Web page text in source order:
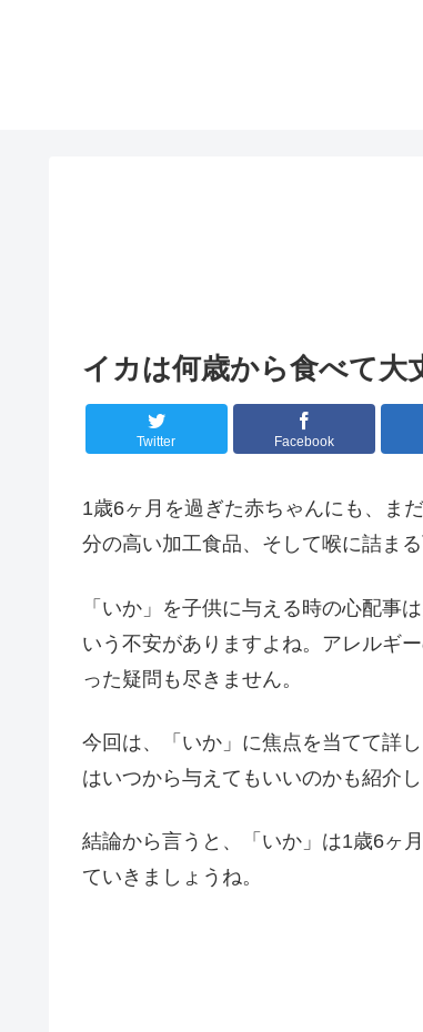
イカは何歳から食べて大
Twitter Facebook
1歳6ヶ月を過ぎた赤ちゃんにも、ま
分の高い加工食品、そして喉に詰ま
「いか」を子供に与える時の心配事
いう不安がありますよね。アレルギ
った疑問も尽きません。
今回は、「いか」に焦点を当てて詳
はいつから与えてもいいのかも紹介し
結論から言うと、「いか」は1歳6ヶ
ていきましょうね。